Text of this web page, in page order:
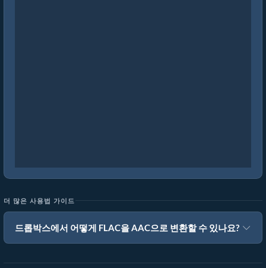
더 많은 사용법 가이드
드롭박스에서 어떻게 FLAC을 AAC으로 변환할 수 있나요?